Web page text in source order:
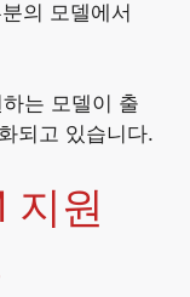
의 모델에서
는 모델이 출
되고 있습니다.
지원